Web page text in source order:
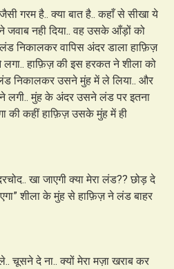
गरम है.. क्या बात है.. कहाँ से सीखा ये
जवाब नही दिया.. वह उसके आँड़ों को
निकालकर वापिस अंदर डाला हाफ़िज़
हाफ़िज़ की इस हरकत ने शीला को
निकालकर उसने मुंह में ले लिया.. और
लगी.. मुंह के अंदर उसने लंड पर इतना
की कहीं हाफ़िज़ उसके मुंह में ही
खा जाएगी क्या मेरा लंड?? छोड़ दे
शीला के मुंह से हाफ़िज़ ने लंड बाहर
चूसने दे ना.. क्यों मेरा मज़ा खराब कर